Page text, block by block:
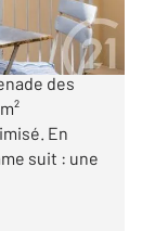
étage d'une
des
En
suit : une